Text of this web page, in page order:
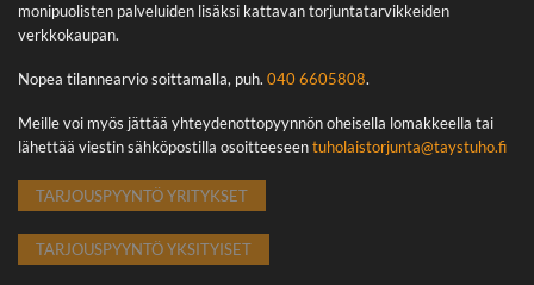
monipuolisten palveluiden lisäksi kattavan torjuntatarvikkeiden
verkkokaupan.
Nopea tilannearvio soittamalla, puh. 040 6605808.
Meille voi myös jättää yhteydenottopyynnön oheisella lomakkeella tai
lähettää viestin sähköpostilla osoitteeseentuholaistorjunta@taystuho.fi
TARJOUSPYYNTÖ YRITYKSET
TARJOUSPYYNTÖ YKSITYISET